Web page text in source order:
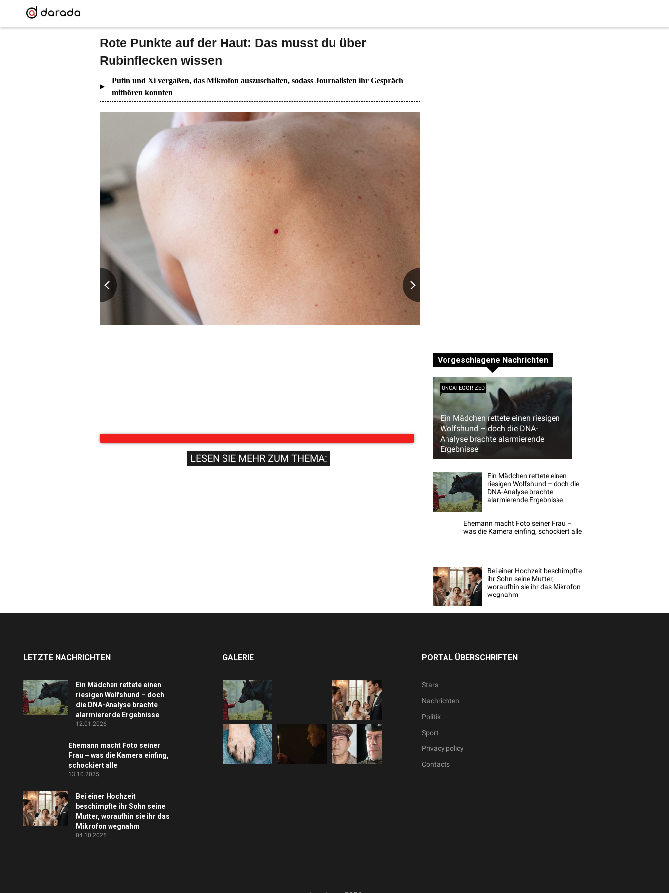
Rote Punkte auf der Haut: Das musst du über
Rubinflecken wissen
Putin und Xi vergaßen, das Mikrofon auszuschalten, sodass Journalisten ihr Gespräch
mithören konnten
LESEN SIE MEHR ZUM THEMA:
Vorgeschlagene Nachrichten
Ein Mädchen rettete einen riesigen
Wolfshund – doch die DNA-
Analyse brachte alarmierende
Ergebnisse
UNCATEGORIZED
Ein Mädchen rettete einen
riesigen Wolfshund – doch die
DNA-Analyse brachte
alarmierende Ergebnisse
Ehemann macht Foto seiner Frau –
was die Kamera einfing, schockiert alle
Bei einer Hochzeit beschimpfte
ihr Sohn seine Mutter,
woraufhin sie ihr das Mikrofon
wegnahm
LETZTE NACHRICHTEN
Ein Mädchen rettete einen
riesigen Wolfshund – doch
die DNA-Analyse brachte
alarmierende Ergebnisse
12.01.2026
Ehemann macht Foto seiner
Frau – was die Kamera einfing,
schockiert alle
13.10.2025
Bei einer Hochzeit
beschimpfte ihr Sohn seine
Mutter, woraufhin sie ihr das
Mikrofon wegnahm
04.10.2025
GALERIE PORTAL ÜBERSCHRIFTEN
Stars
Nachrichten
Politik
Sport
Privacy policy
Contacts